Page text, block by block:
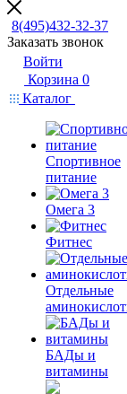
8(495)432-32-37
Заказать звонок
Войти
Корзина 0
Каталог
Спортивное
питание
Омега 3
Фитнес
Отдельные
БАДы и
витамины